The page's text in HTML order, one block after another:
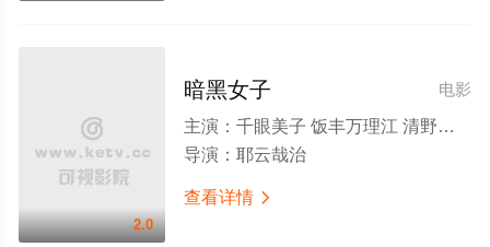
2.0
电影
暗黑女子
主演： 千眼美子 饭丰万理江 清野菜名 玉城蒂娜 小岛梨里杏 平祐奈 升毅 千叶雄大
导演： 耶云哉治
查看详情 